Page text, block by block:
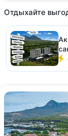
Отдыхайте